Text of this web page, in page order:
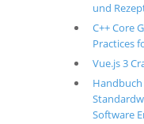
und
C++ Core
Practices
Vue.js 3
Software